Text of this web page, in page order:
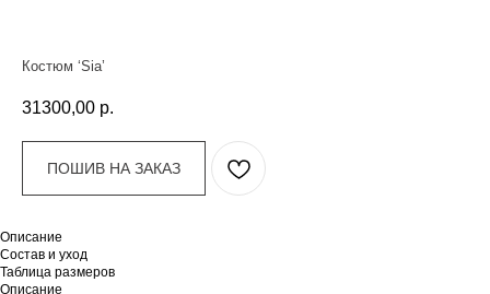
Костюм ‘Sia’
31300,00 р.
ПОШИВ НА ЗАКАЗ
Описание
Состав и уход
Таблица размеров
Описание